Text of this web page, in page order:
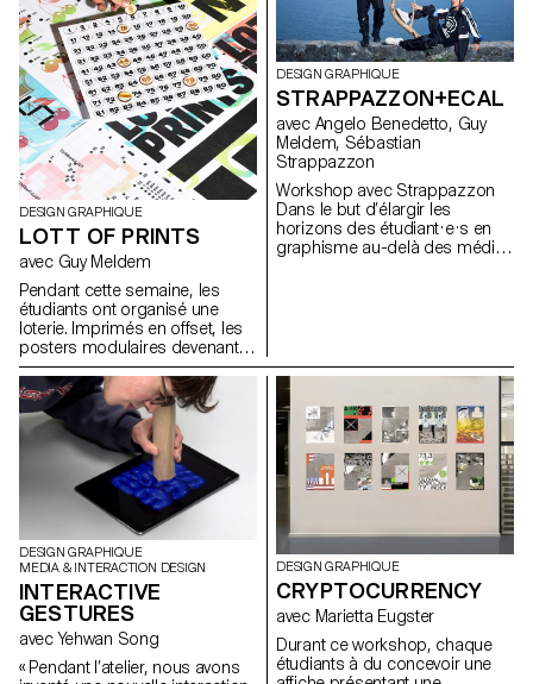
DESIGN GRAPHIQUE
LOTT OF PRINTS
avec Guy Meldem
Pendant cette semaine, les
étudiants ont organisé une
loterie. Imprimés en offset, les
posters modulaires devenant
des cartes ont permis la
première loterie à ECAL.
DESIGN GRAPHIQUE
STRAPPAZZON+ECAL
avec Angelo Benedetto, Guy
Meldem, Sébastian
Strappazzon
Workshop avec Strappazzon
Dans le but d’élargir les
horizons des étudiant·e·s en
graphisme au-delà des médias
plus en vogue du moment
lancée en collaboration avec le
rappeur français OrelSan –
dirige un atelier d’une semaine
au sein de l’ECAL. Des
propositions imaginées par les
étudiant·e·s est née une
en édition limitée. La collection
complète sera présentée et
mise en vente lors d’une soirée
exclusive le 15 décembre 2023
à la Rasude à Lausanne.
DESIGN GRAPHIQUE
MEDIA & INTERACTION DESIGN
INTERACTIVE
GESTURES
avec Yehwan Song
« Pendant l’atelier, nous avons
DESIGN GRAPHIQUE
CRYPTOCURRENCY
avec Marietta Eugster
Durant ce workshop, chaque
étudiants à du concevoir une